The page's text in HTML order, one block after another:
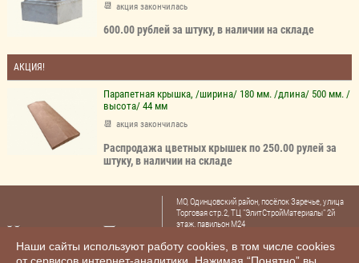
акция закончилась
600.00 рублей за штуку, в наличии на складе
АКЦИЯ!
Парапетная крышка, /ширина/ 180 мм. /длина/ 500 мм. /
высота/ 44 мм
акция закончилась
Распродажа цветных крышек по 250.00 рулей за
штуку, в наличии на складе
Наши сайты используют работу cookies, в том числе cookies
МО, Одинцовский район, посёлок Заречье, улица
Торговая стр.2, ТЦ "ЭлитСтройМатериалы" 2й
этаж, павильон М24
Тел.: +7 (985) 480-47-30
+7 (985) 480-44-78